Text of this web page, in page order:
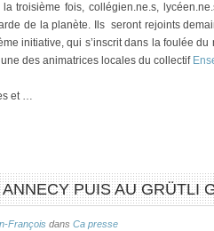
troisième fois, collégien.ne.s,
de la planète. Ils seront rejoints
initiative, qui s’inscrit dans la foulée
des animatrices locales du collectif
et …
PUIS AU GRÜTLI
François dans Ca presse